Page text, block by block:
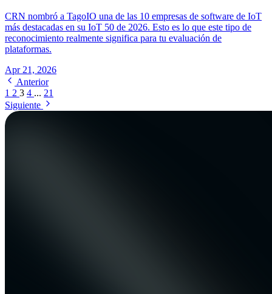
CRN nombró a TagoIO una de las 10 empresas de software de IoT
más destacadas en su IoT 50 de 2026. Esto es lo que este tipo de
reconocimiento realmente significa para tu evaluación de
plataformas.
Apr 21, 2026
Anterior
1 2 3 4 ... 21
Siguiente